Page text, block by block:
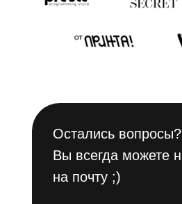
Остались вопросы?
Вы всегда можете
на почту ;)